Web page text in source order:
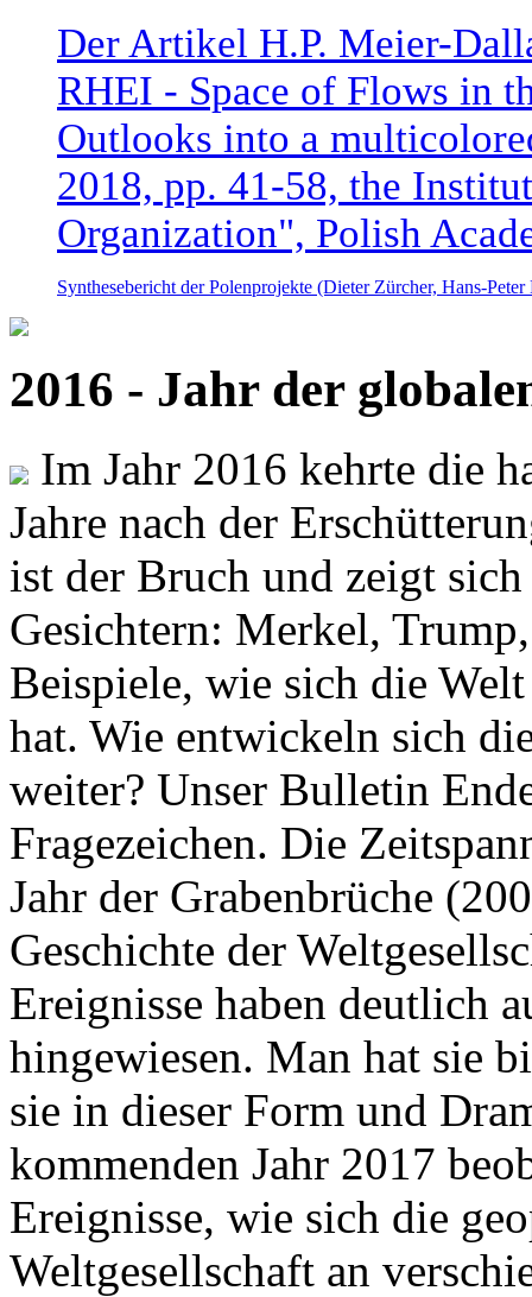
Der Artikel H.P. Meier-
RHEI - Space of Flows in
Outlooks into a
2018, pp. 41-58, the
Organization", Polish
Synthesebericht der Polenprojekte (Dieter Zürcher, Hans-
2016 - Jahr der
Im Jahr 2016 kehrte die
Jahre nach der
ist der Bruch und zeigt
Gesichtern: Merkel,
Beispiele, wie sich die
hat. Wie entwickeln sich
weiter? Unser Bulletin
Fragezeichen. Die
Jahr der Grabenbrüche
Geschichte der
Ereignisse haben deutlich
hingewiesen. Man hat sie
sie in dieser Form und
kommenden Jahr 2017
Ereignisse, wie sich die
Weltgesellschaft an